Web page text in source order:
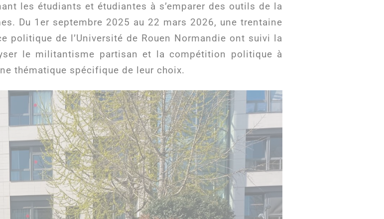
les étudiants et étudiantes à s’emparer des outils de la
Du 1er septembre 2025 au 22 mars 2026, une trentaine
politique de l’Université de Rouen Normandie ont suivi la
le militantisme partisan et la compétition politique à
thématique spécifique de leur choix.